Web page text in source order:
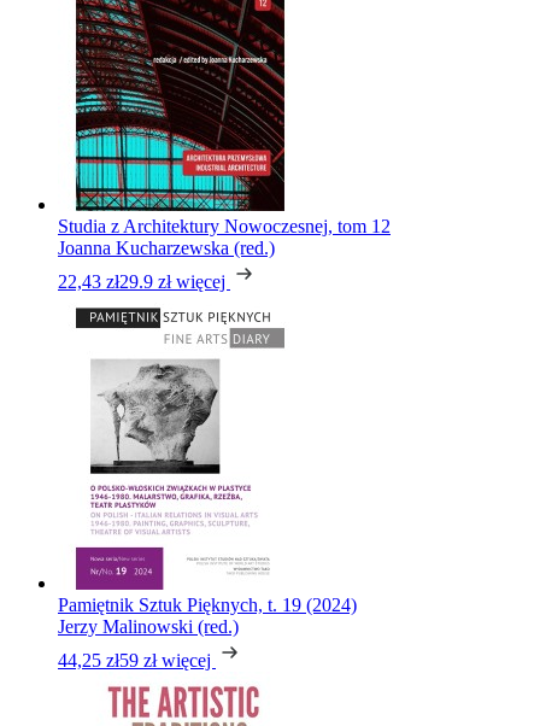
Studia z Architektury Nowoczesnej, tom 12
Joanna Kucharzewska (red.)
22,43 zł29.9 zł więcej
Pamiętnik Sztuk Pięknych, t. 19 (2024)
Jerzy Malinowski (red.)
44,25 zł59 zł więcej